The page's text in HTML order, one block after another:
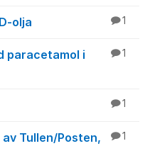
olja 1
paracetamol i
1
1
Tullen/Posten,
1